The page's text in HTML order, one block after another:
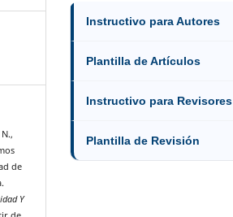
de
Y
Instructivo para Autores
Plantilla de Artículos
Instructivo para Revisores
Plantilla de Revisión